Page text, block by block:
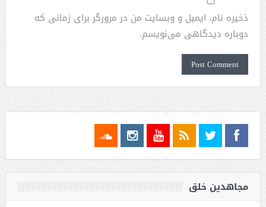
ذخیره نام، ایمیل و وبسایت من در مرورگر برای زمانی که
دوباره دیدگاهی می‌نویسم.
مجاهدین خلق